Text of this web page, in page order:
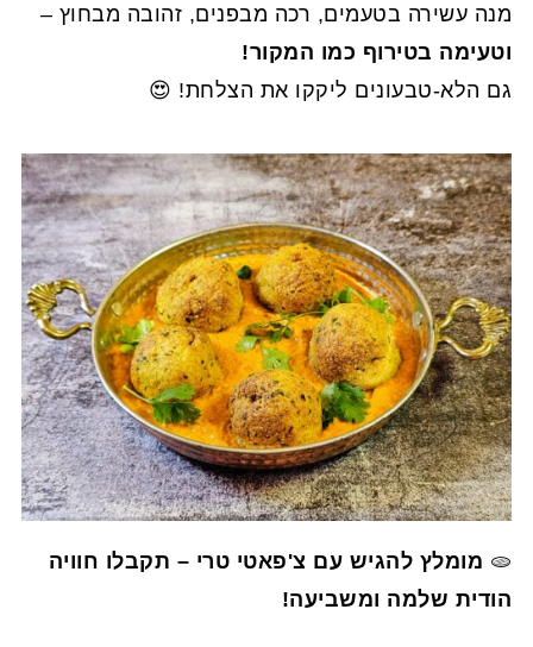
מנה עשירה בטעמים, רכה מבפנים, זהובה מבחוץ –
וטעימה בטירוף כמו המקור!
גם הלא-טבעונים ליקקו את הצלחת! 😍
🫓 מומלץ להגיש עם צ'פאטי טרי – תקבלו חוויה
הודית שלמה ומשביעה!